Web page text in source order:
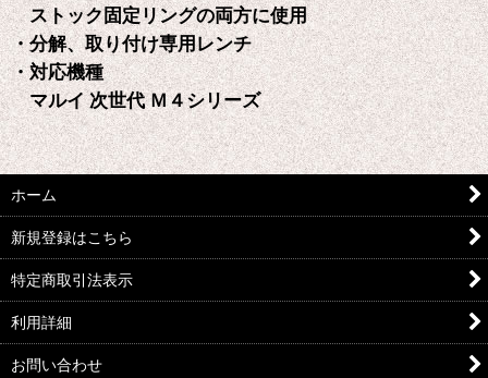
ストック固定リングの両方に使用
・分解、取り付け専用レンチ
・対応機種
マルイ 次世代 Ｍ４シリーズ
ホーム
新規登録はこちら
特定商取引法表示
利用詳細
お問い合わせ